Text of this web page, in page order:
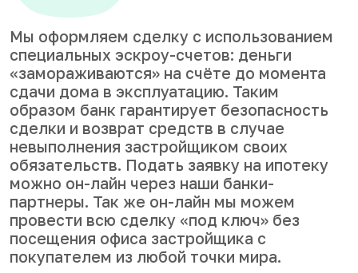
Мы оформляем сделку с использованием
специальных эскроу-счетов: деньги
«замораживаются» на счёте до момента
сдачи дома в эксплуатацию. Таким
образом банк гарантирует безопасность
сделки и возврат средств в случае
невыполнения застройщиком своих
обязательств. Подать заявку на ипотеку
можно он-лайн через наши банки-
партнеры. Так же он-лайн мы можем
провести всю сделку «под ключ» без
посещения офиса застройщика с
покупателем из любой точки мира.